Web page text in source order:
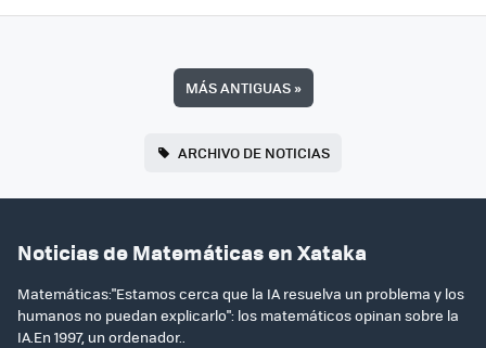
MÁS ANTIGUAS»
ARCHIVO DE NOTICIAS
Noticias de Matemáticas en Xataka
Matemáticas:"Estamos cerca que la IA resuelva un problema y los
humanos no puedan explicarlo": los matemáticos opinan sobre la
IA.En 1997, un ordenador..